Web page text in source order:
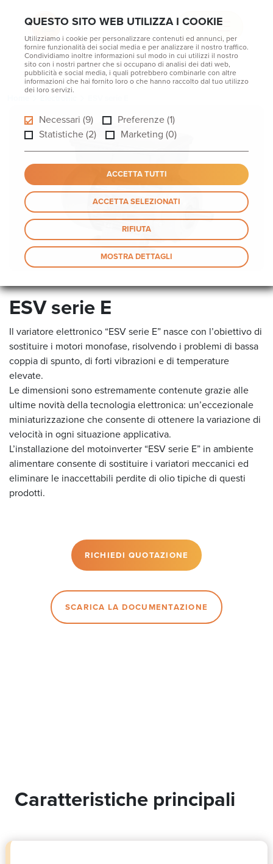
QUESTO SITO WEB UTILIZZA I COOKIE
Utilizziamo i cookie per personalizzare contenuti ed annunci, per
fornire funzionalità dei social media e per analizzare il nostro traffico.
Condividiamo inoltre informazioni sul modo in cui utilizzi il nostro
sito con i nostri partner che si occupano di analisi dei dati web,
pubblicità e social media, i quali potrebbero combinarle con altre
informazioni che hai fornito loro o che hanno raccolto dal tuo utilizzo
dei loro servizi.
Necessari (9)
Preferenze (1)
Statistiche (2)
Marketing (0)
ACCETTA TUTTI
ACCETTA SELEZIONATI
RIFIUTA
MOSTRA DETTAGLI
MENU
ESV serie E
Il variatore elettronico “ESV serie E” nasce con l’obiettivo di
sostituire i motori monofase, risolvendo i problemi di bassa
coppia di spunto, di forti vibrazioni e di temperature
elevate.
Le dimensioni sono estremamente contenute grazie alle
ultime novità della tecnologia elettronica: un’eccezionale
miniaturizzazione che consente di ottenere la variazione di
velocità in ogni situazione applicativa.
L’installazione del motoinverter “ESV serie E” in ambiente
alimentare consente di sostituire i variatori meccanici ed
eliminare le inaccettabili perdite di olio tipiche di questi
prodotti.
RICHIEDI QUOTAZIONE
SCARICA LA DOCUMENTAZIONE
Caratteristiche principali